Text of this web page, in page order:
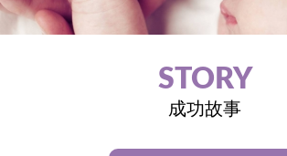
STORY
成功故事